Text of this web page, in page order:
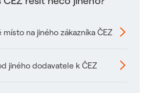
na jiného zákazníka ČEZ
novém okně
jiného dodavatele k ČEZ